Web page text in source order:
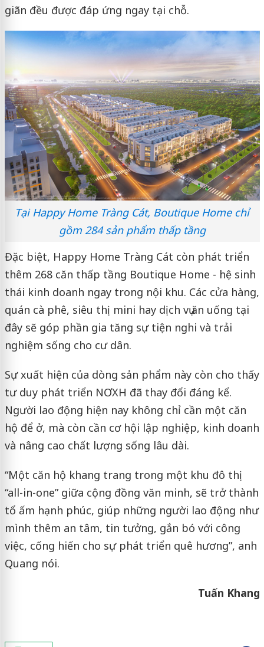
giãn đều được đáp ứng ngay tại chỗ.
Tại Happy Home Tràng Cát, Boutique Home chỉ
gồm 284 sản phẩm thấp tầng
Đặc biệt, Happy Home Tràng Cát còn phát triển
thêm 268 căn thấp tầng Boutique Home - hệ sinh
thái kinh doanh ngay trong nội khu. Các cửa hàng,
quán cà phê, siêu thị mini hay dịch vụ ăn uống tại
đây sẽ góp phần gia tăng sự tiện nghi và trải
nghiệm sống cho cư dân.
Sự xuất hiện của dòng sản phẩm này còn cho thấy
tư duy phát triển NƠXH đã thay đổi đáng kể.
Người lao động hiện nay không chỉ cần một căn
hộ để ở, mà còn cần cơ hội lập nghiệp, kinh doanh
và nâng cao chất lượng sống lâu dài.
“Một căn hộ khang trang trong một khu đô thị
“all-in-one” giữa cộng đồng văn minh, sẽ trở thành
tổ ấm hạnh phúc, giúp những người lao động như
mình thêm an tâm, tin tưởng, gắn bó với công
việc, cống hiến cho sự phát triển quê hương”, anh
Quang nói.
Tuấn Khang